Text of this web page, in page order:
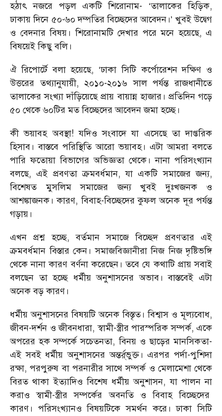
হঠাৎ নজরে পড়ল একটি শিরোনাম- ‘তালাকের হিড়িক,
ঢাকায় দিনে ৫০-৬০ দম্পতির বিচ্ছেদের আবেদন।’ খুবই উদ্বেগ
ও বেদনার বিষয়। শিরোনামটি দেখার পরে মনে হয়েছে, এ
বিষয়েই কিছু বলি।
ঐ রিপোর্টে বলা হয়েছে, ‘ঢাকা সিটি কর্পোরেশন দক্ষিণ ও
উত্তরের তথ্যানুযায়ী, ২০১০-২০১৬ সাল পর্যন্ত রাজধানীতে
তালাকের সংখ্যা দাঁড়িয়েছে প্রায় বায়ান্ন হাজার। প্রতিদিন গড়ে
৫০ থেকে ৬০টির মত বিচ্ছেদের আবেদন জমা হচ্ছে।
কী ভয়াবহ অবস্থা! যদিও সংবাদে যা এসেছে তা দাপ্তরিক
হিসাব। বাস্তবে পরিস্থিতি আরো ভয়াবহ। এটা আমরা বলতে
পারি ফতোয়া বিভাগের অভিজ্ঞতা থেকে। নানা পরিসংখ্যান
বলছে, এই প্রবণতা ক্রমবর্ধমান, যা একটি সমাজের জন্য,
বিশেষত মুসলিম সমাজের জন্য খুবই দুঃখজনক ও
আশঙ্কাজনক। কারণ, বিবাহ-বিচ্ছেদের কুফল অনেক দূর পর্যন্ত
গড়ায়।
এখন প্রশ্ন হচ্ছে, বর্তমান সমাজে বিচ্ছেদ প্রবণতার এই
ক্রমবর্ধমান বিস্তার কেন। সমাজবিজ্ঞানীরা নিজ নিজ দৃষ্টিভঙ্গি
থেকে নানা কারণ বর্ণনা করেছেন। তবে যে কথাটি প্রায় সবাই
বলছেন তা হচ্ছে ধর্মীয় অনুশাসনের অভাব। বাস্তবেই এটা
অনেক বড় কারণ।
ধর্মীয় অনুশাসনের বিষয়টি অনেক বিস্তৃত। বিশ্বাস ও মূল্যবোধ,
জীবন-দর্শন ও জীবনধারা, স্বামী-স্ত্রীর পারস্পরিক সম্পর্ক, একে
অপরের হক সম্পর্কে সচেতনতা, বিনয় ও ছাড়ের মানসিকতা-
এই সবই ধর্মীয় অনুশাসনের অন্তর্র্ভুক্ত। এরপর পর্দা-পুশিদা
রক্ষা, পরপুরুষ বা পরনারীর সাথে সম্পর্ক ও মেলামেশা থেকে
বিরত থাকা ইত্যাদিও বিশেষ ধর্মীয় অনুশাসন, যা পালন না
করাও স্বামী-স্ত্রীর সম্পর্কের অবনতি ও বিবাহ বিচ্ছেদের
কারণ। পরিসংখ্যানও বিষয়টিকে সমর্থন করে। ঢাকা সিটি